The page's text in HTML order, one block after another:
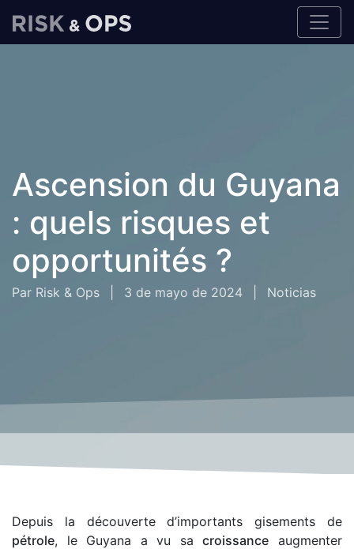
Ascension du Guyana
: quels risques et
opportunités ?
Par Risk & Ops 3 de mayo de 2024 Noticias
Depuis la découverte d’importants gisements de
pétrole, le Guyana a vu sacroissance augmenter